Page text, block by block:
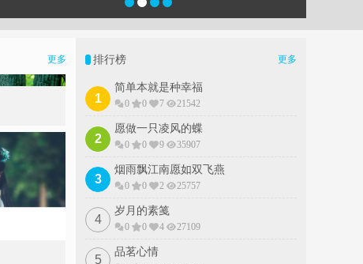
更多 排行榜 更多
简单本就是种幸福
0 0 7 21542
愿做一只凌风的蝶
0 0 9 35907
烟雨飘江南愿如双飞燕
0 0 2 25757
岁月的素䇳
0 0 4 27109
品茗心情
1
2
3
4
5